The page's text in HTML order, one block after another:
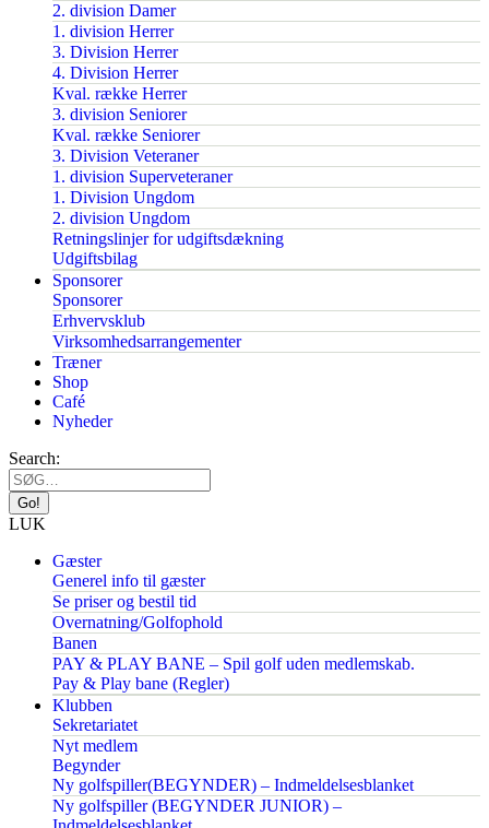
2. division Damer
1. division Herrer
3. Division Herrer
4. Division Herrer
Kval. række Herrer
3. division Seniorer
Kval. række Seniorer
3. Division Veteraner
1. division Superveteraner
1. Division Ungdom
2. division Ungdom
Retningslinjer for udgiftsdækning
Udgiftsbilag
Sponsorer
Sponsorer
Erhvervsklub
Virksomhedsarrangementer
Træner
Shop
Café
Nyheder
Search:
LUK
Gæster
Generel info til gæster
Se priser og bestil tid
Overnatning/Golfophold
Banen
PAY & PLAY BANE – Spil golf uden medlemskab.
Pay & Play bane (Regler)
Klubben
Sekretariatet
Nyt medlem
Begynder
Ny golfspiller(BEGYNDER) – Indmeldelsesblanket
Ny golfspiller (BEGYNDER JUNIOR) –